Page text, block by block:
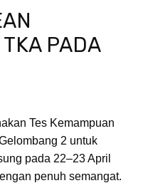
PADA
Tes Kemampuan
2 untuk
pada 22–23 April
penuh semangat.